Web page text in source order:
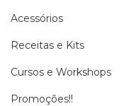
Acessórios
Receitas e Kits
Cursos e Workshops
Promoções!!